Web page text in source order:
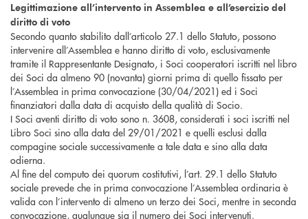
Legittimazione all’intervento in Assemblea e all’esercizio del
diritto di voto
Secondo quanto stabilito dall’articolo 27.1 dello Statuto, possono
intervenire all’Assemblea e hanno diritto di voto, esclusivamente
tramite il Rappresentante Designato, i Soci cooperatori iscritti nel libro
dei Soci da almeno 90 (novanta) giorni prima di quello fissato per
l’Assemblea in prima convocazione (30/04/2021) ed i Soci
finanziatori dalla data di acquisto della qualità di Socio.
I Soci aventi diritto di voto sono n. 3608, considerati i soci iscritti nel
Libro Soci sino alla data del 29/01/2021 e quelli esclusi dalla
compagine sociale successivamente a tale data e sino alla data
odierna.
Al fine del computo dei quorum costitutivi, l’art. 29.1 dello Statuto
sociale prevede che in prima convocazione l’Assemblea ordinaria è
valida con l’intervento di almeno un terzo dei Soci, mentre in seconda
convocazione, qualunque sia il numero dei Soci intervenuti.